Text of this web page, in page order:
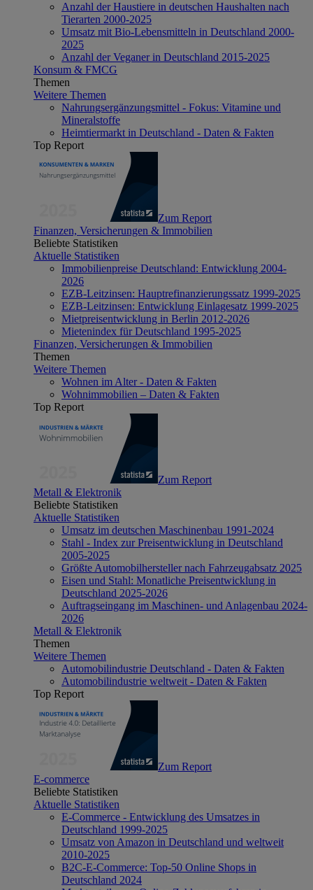
Anzahl der Haustiere in deutschen Haushalten nach
Tierarten 2000-2025
Umsatz mit Bio-Lebensmitteln in Deutschland 2000-
2025
Anzahl der Veganer in Deutschland 2015-2025
Konsum & FMCG
Themen
Weitere Themen
Nahrungsergänzungsmittel - Fokus: Vitamine und
Mineralstoffe
Heimtiermarkt in Deutschland - Daten & Fakten
Top Report
Zum Report
Finanzen, Versicherungen & Immobilien
Beliebte Statistiken
Aktuelle Statistiken
Immobilienpreise Deutschland: Entwicklung 2004-
2026
EZB-Leitzinsen: Hauptrefinanzierungssatz 1999-2025
EZB-Leitzinsen: Entwicklung Einlagesatz 1999-2025
Mietpreisentwicklung in Berlin 2012-2026
Mietenindex für Deutschland 1995-2025
Finanzen, Versicherungen & Immobilien
Themen
Weitere Themen
Wohnen im Alter - Daten & Fakten
Wohnimmobilien – Daten & Fakten
Top Report
Zum Report
Metall & Elektronik
Beliebte Statistiken
Aktuelle Statistiken
Umsatz im deutschen Maschinenbau 1991-2024
Stahl - Index zur Preisentwicklung in Deutschland
2005-2025
Größte Automobilhersteller nach Fahrzeugabsatz 2025
Eisen und Stahl: Monatliche Preisentwicklung in
Deutschland 2025-2026
Auftragseingang im Maschinen- und Anlagenbau 2024-
2026
Metall & Elektronik
Themen
Weitere Themen
Automobilindustrie Deutschland - Daten & Fakten
Automobilindustrie weltweit - Daten & Fakten
Top Report
Zum Report
E-commerce
Beliebte Statistiken
Aktuelle Statistiken
E-Commerce - Entwicklung des Umsatzes in
Deutschland 1999-2025
Umsatz von Amazon in Deutschland und weltweit
2010-2025
B2C-E-Commerce: Top-50 Online Shops in
Deutschland 2024